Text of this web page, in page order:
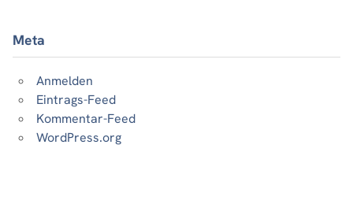
Meta
Anmelden
Eintrags-Feed
Kommentar-Feed
WordPress.org